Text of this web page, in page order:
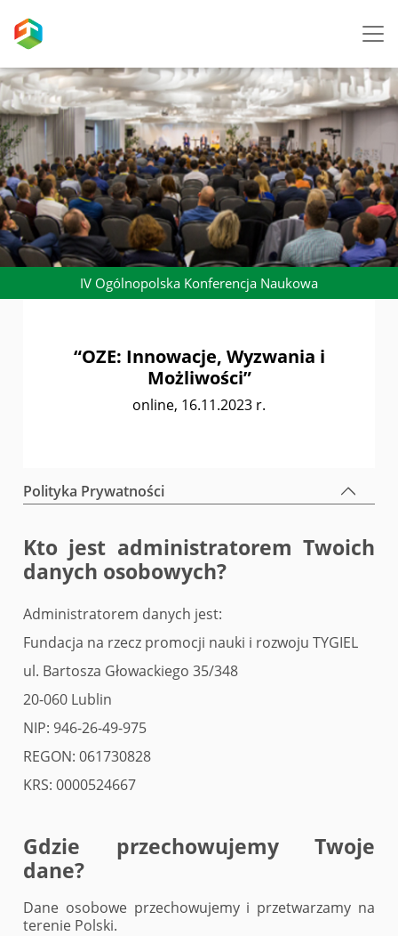
IV Ogólnopolska Konferencja Naukowa
“OZE: Innowacje, Wyzwania i
Możliwości”
online, 16.11.2023 r.
Polityka Prywatności
Kto jest administratorem Twoich
danych osobowych?
Administratorem danych jest:
Fundacja na rzecz promocji nauki i rozwoju TYGIEL
ul. Bartosza Głowackiego 35/348
20-060 Lublin
NIP: 946-26-49-975
REGON: 061730828
KRS: 0000524667
Gdzie przechowujemy Twoje
dane?
Dane osobowe przechowujemy i przetwarzamy na
terenie Polski.